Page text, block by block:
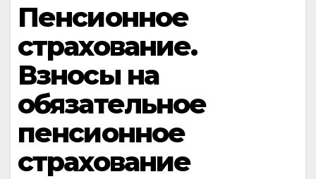
Пенсионное
страхование.
Взносы на
обязательное
пенсионное
страхование